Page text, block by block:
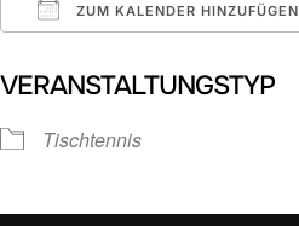
ZUM KALENDER HINZUFÜGEN
VERANSTALTUNGSTYP
Tischtennis